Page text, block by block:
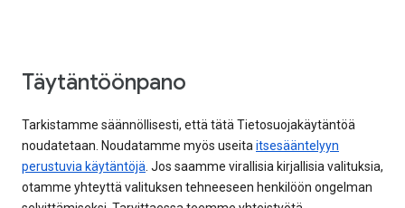
Täytäntöönpano
Tarkistamme säännöllisesti, että tätä Tietosuojakäytäntöä
noudatetaan. Noudatamme myös useitaitsesääntelyyn
perustuvia käytäntöjä. Jos saamme virallisia kirjallisia valituksia,
otamme yhteyttä valituksen tehneeseen henkilöön ongelman